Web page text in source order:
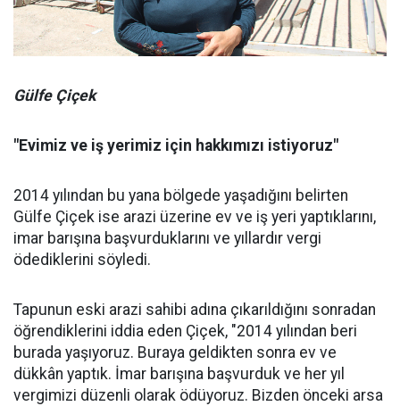
Gülfe Çiçek
"Evimiz ve iş yerimiz için hakkımızı istiyoruz"
2014 yılından bu yana bölgede yaşadığını belirten
Gülfe Çiçek ise arazi üzerine ev ve iş yeri yaptıklarını,
imar barışına başvurduklarını ve yıllardır vergi
ödediklerini söyledi.
Tapunun eski arazi sahibi adına çıkarıldığını sonradan
öğrendiklerini iddia eden Çiçek, "2014 yılından beri
burada yaşıyoruz. Buraya geldikten sonra ev ve
dükkân yaptık. İmar barışına başvurduk ve her yıl
vergimizi düzenli olarak ödüyoruz. Bizden önceki arsa